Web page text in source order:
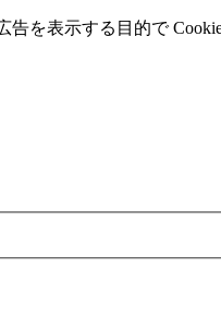
を表⽰する⽬的で